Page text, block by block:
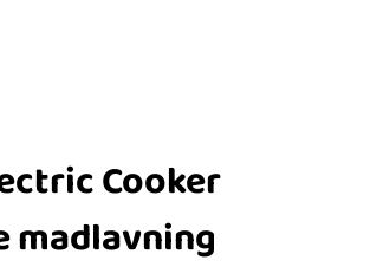
Cooker
madlavning